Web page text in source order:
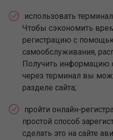
использовать
Чтобы сэкономить
регистрацию с
самообслуживания,
Получить информацию
через терминал вы
разделе сайта;
пройти онлайн-
простой способ
сделать это на сайте